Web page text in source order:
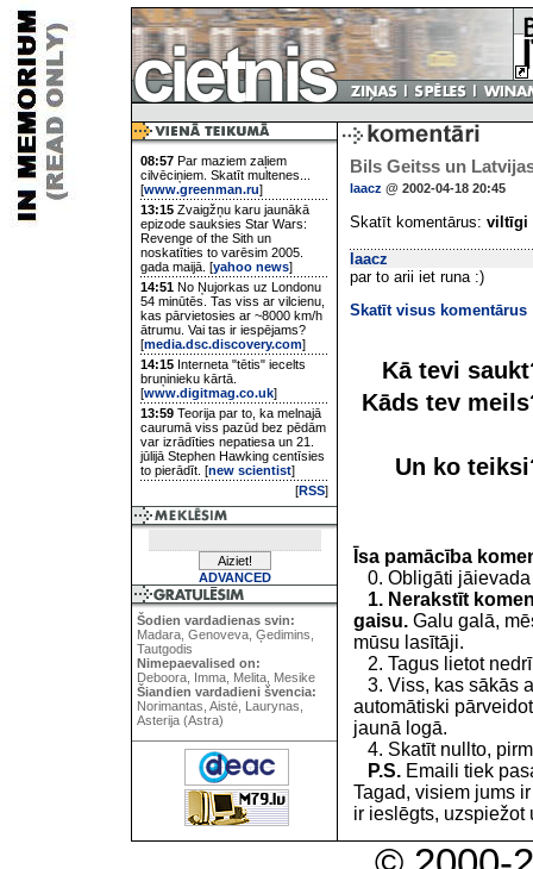
08:57 Par maziem zaļiem
cilvēciņiem. Skatīt multenes...
[www.greenman.ru]
13:15 Zvaigžņu karu jaunākā
epizode sauksies Star Wars:
Revenge of the Sith un
noskatīties to varēsim 2005.
gada maijā. [yahoo news]
14:51 No Ņujorkas uz Londonu
54 minūtēs. Tas viss ar vilcienu,
kas pārvietosies ar ~8000 km/h
ātrumu. Vai tas ir iespējams?
[media.dsc.discovery.com]
14:15 Interneta "tētis" iecelts
bruņinieku kārtā.
[www.digitmag.co.uk]
13:59 Teorija par to, ka melnajā
caurumā viss pazūd bez pēdām
var izrādīties nepatiesa un 21.
jūlijā Stephen Hawking centīsies
to pierādīt. [new scientist]
[RSS]
ADVANCED
Šodien vardadienas svin:
Madara, Genoveva, Ģedimins,
Tautgodis
Nimepaevalised on:
Deboora, Imma, Melita, Mesike
Šiandien vardadieni švencia:
Norimantas, Aistė, Laurynas,
Asterija (Astra)
Bils Geitss un
laacz @ 2002-04-18 20:45
Skatīt komentārus: viltīgi
laacz
par to arii iet runa :)
Skatīt visus komentārus
Kā tevi
Kāds tev
Un ko
Īsa pamācība
0. Obligāti jāievada
1. Nerakstīt
gaisu. Galu galā,
mūsu lasītāji.
2. Tagus lietot
3. Viss, kas sākās
automātiski
jaunā logā.
4. Skatīt nullto,
P.S. Emaili tiek
Tagad, visiem jums
ir ieslēgts, uzspiežot